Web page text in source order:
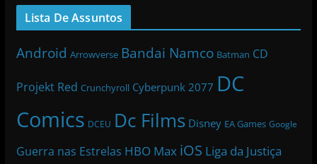
Lista De Assuntos
Android Arrowverse Bandai Namco Batman CD
Projekt Red Crunchyroll Cyberpunk 2077 DC
Comics DCEU Dc Films Disney EA Games Google
Guerra nas Estrelas HBO Max iOS Liga da Justiça